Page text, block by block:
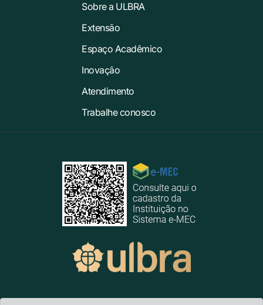
Sobre a ULBRA
Extensão
Espaço Acadêmico
Inovação
Atendimento
Trabalhe conosco